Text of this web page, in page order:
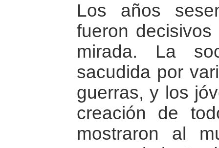
Los años
fueron
mirada. La
sacudida por
guerras, y los
creación de
mostraron al